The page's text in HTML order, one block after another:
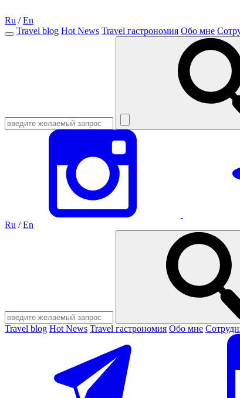
Ru /En
Travel blog Hot News Travel гастрономия Обо мне
Ru /En
Travel blog Hot News Travel гастрономия Обо мне